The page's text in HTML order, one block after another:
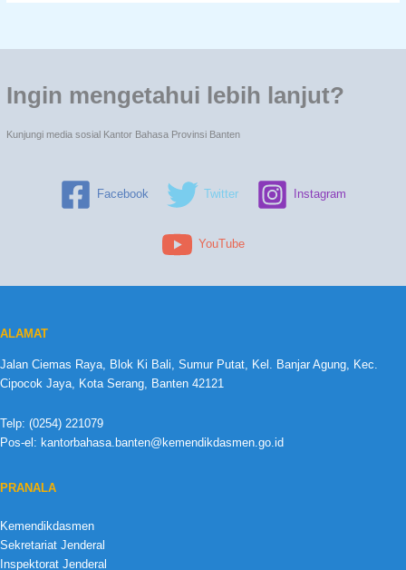
Ingin mengetahui lebih lanjut?
Kunjungi media sosial Kantor Bahasa Provinsi Banten
Facebook Twitter Instagram
YouTube
ALAMAT
Jalan Ciemas Raya, Blok Ki Bali, Sumur Putat, Kel. Banjar Agung, Kec.
Cipocok Jaya, Kota Serang, Banten 42121
Telp: (0254) 221079
Pos-el: kantorbahasa.banten@kemendikdasmen.go.id
PRANALA
Kemendikdasmen
Sekretariat Jenderal
Inspektorat Jenderal